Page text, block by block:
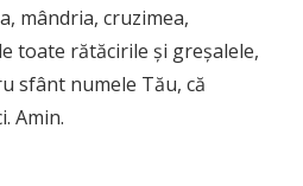
mândria, cruzimea,
toate rătăcirile și greșalele,
sfânt numele Tău, că
Amin.